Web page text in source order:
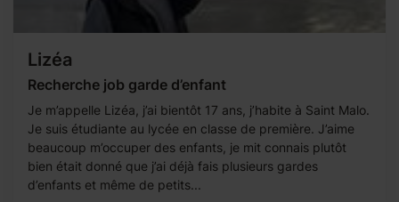
Lizéa
Recherche job garde d’enfant
Je m’appelle Lizéa, j’ai bientôt 17 ans, j’habite à Saint Malo.
Je suis étudiante au lycée en classe de première. J’aime
beaucoup m’occuper des enfants, je mit connais plutôt
bien était donné que j’ai déjà fais plusieurs gardes
d’enfants et même de petits...